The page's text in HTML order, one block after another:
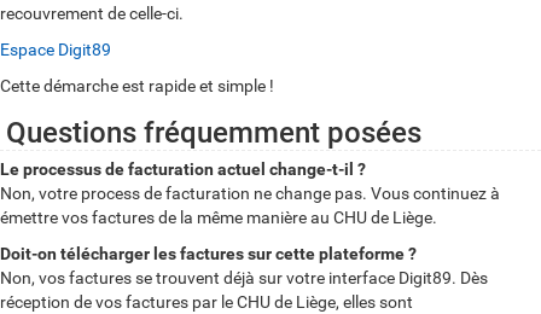
recouvrement de celle-ci.
Espace Digit89
Cette démarche est rapide et simple !
Questions fréquemment posées
Le processus de facturation actuel change-t-il ?
Non, votre process de facturation ne change pas. Vous continuez à
émettre vos factures de la même manière au CHU de Liège.
Doit-on télécharger les factures sur cette plateforme ?
Non, vos factures se trouvent déjà sur votre interface Digit89. Dès
réception de vos factures par le CHU de Liège, elles sont